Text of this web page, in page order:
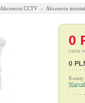
Akcesoria CCTV » Akcesoria
0
cena
0